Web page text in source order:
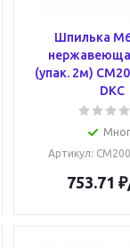
Шпилька
(упак. 2м)
DKC
Артикул:
753.71 ₽